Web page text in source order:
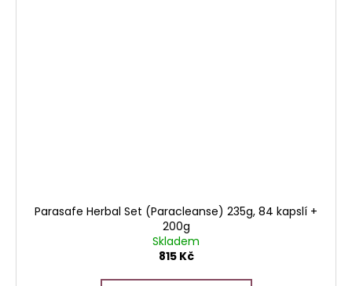
Parasafe Herbal Set (Paracleanse) 235g, 84 kapslí +
200g
Skladem
815 Kč